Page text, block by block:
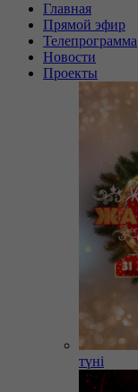
Главная
Прямой эфир
Телепрограмма
Новости
Проекты
түні